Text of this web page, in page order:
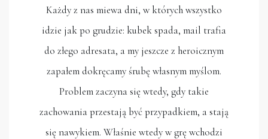
Każdy z nas miewa dni, w których wszystko
idzie jak po grudzie: kubek spada, mail trafia
do złego adresata, a my jeszcze z heroicznym
zapałem dokręcamy śrubę własnym myślom.
Problem zaczyna się wtedy, gdy takie
zachowania przestają być przypadkiem, a stają
się nawykiem. Właśnie wtedy w grę wchodzi